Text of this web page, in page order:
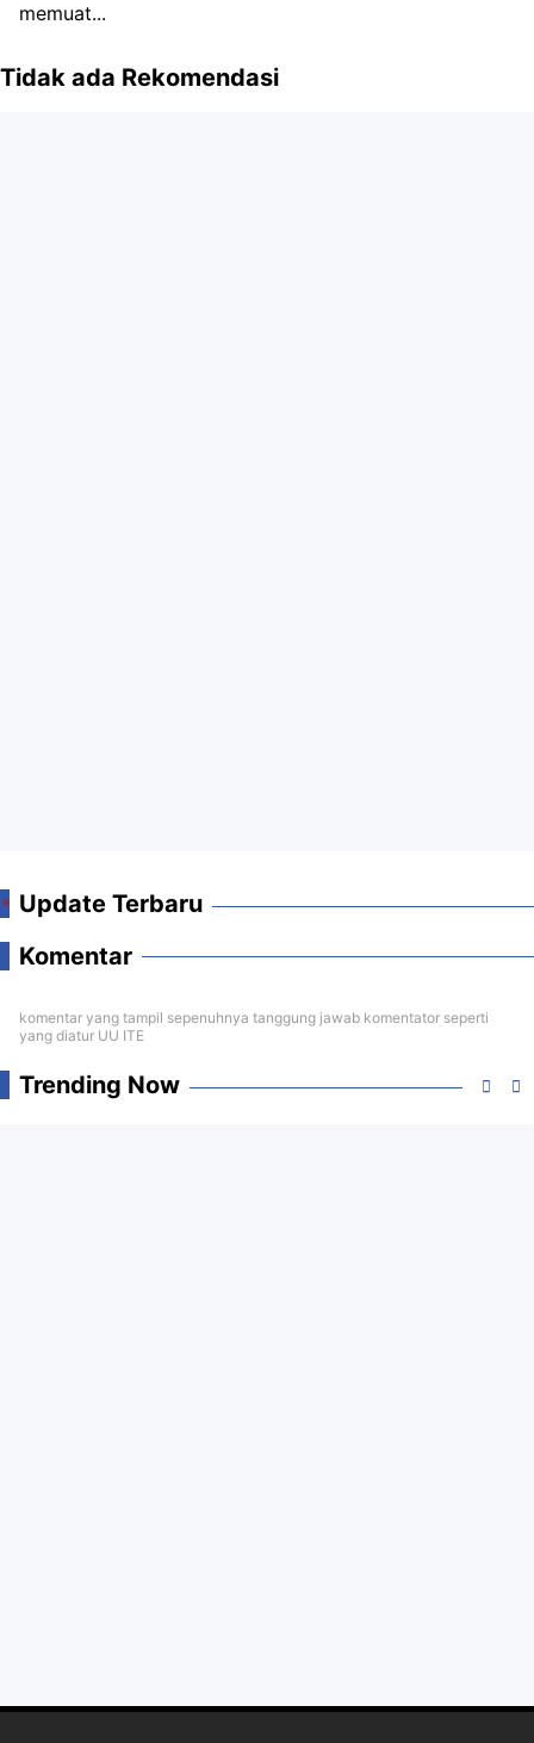
memuat...
Tidak ada Rekomendasi
Update Terbaru
Komentar
komentar yang tampil sepenuhnya tanggung jawab komentator seperti
yang diatur UU ITE
Trending Now